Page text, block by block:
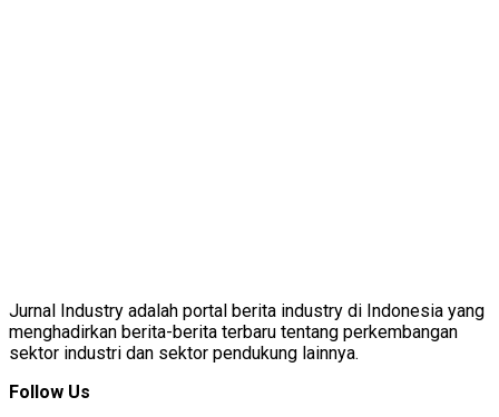
Jurnal Industry adalah portal berita industry di Indonesia yang
menghadirkan berita-berita terbaru tentang perkembangan
sektor industri dan sektor pendukung lainnya.
Follow Us